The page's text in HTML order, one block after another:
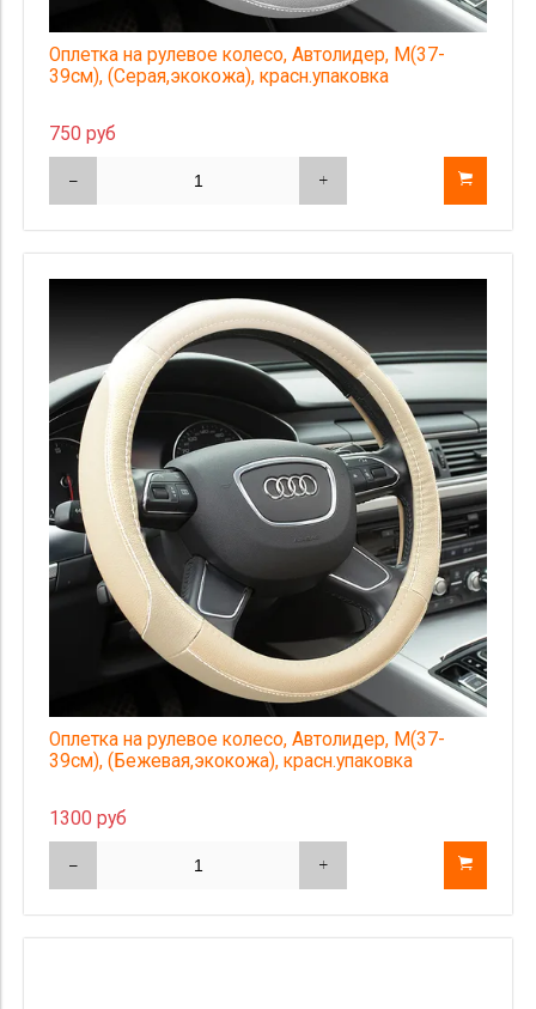
Оплетка на рулевое колесо, Автолидер, М(37-
39см), (Серая,экокожа), красн.упаковка
750 руб
Оплетка на рулевое колесо, Автолидер, М(37-
39см), (Бежевая,экокожа), красн.упаковка
1300 руб